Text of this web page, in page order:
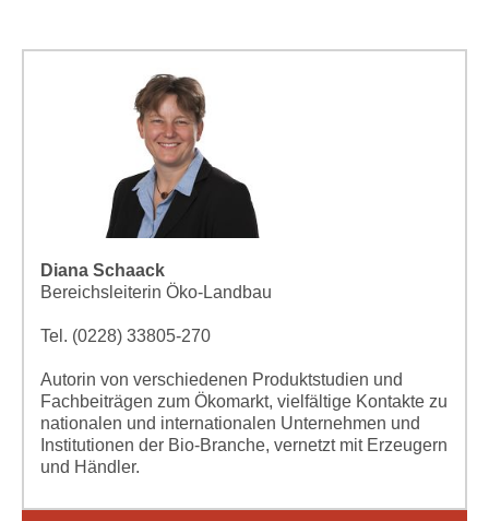
Diana Schaack
Bereichsleiterin Öko-Landbau
Tel. (0228) 33805-270
Autorin von verschiedenen Produktstudien und
Fachbeiträgen zum Ökomarkt, vielfältige Kontakte zu
nationalen und internationalen Unternehmen und
Institutionen der Bio-Branche, vernetzt mit Erzeugern
und Händler.